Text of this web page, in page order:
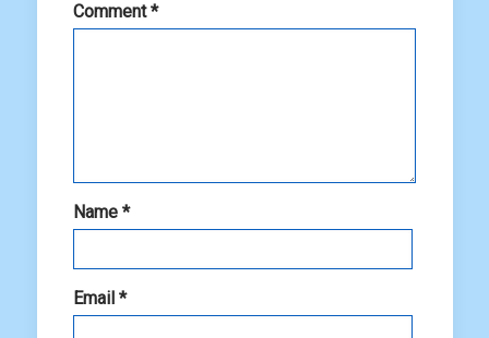
Comment*
Name *
Email *